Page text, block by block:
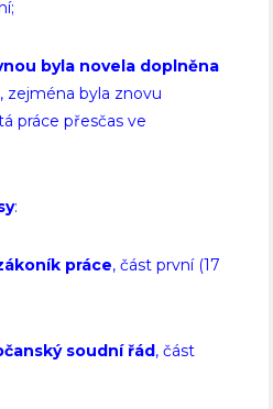
byla novela doplněna
, zejména byla znovu
práce přesčas ve
:
práce, část první (17
soudní řád, část